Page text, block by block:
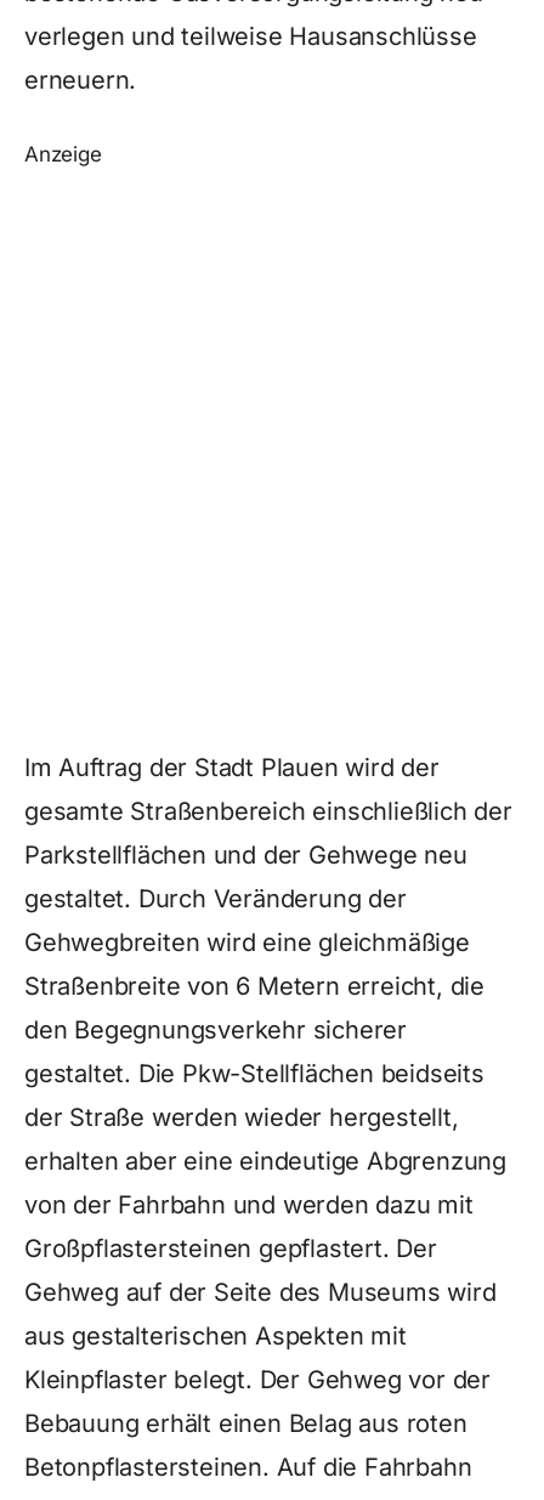
verlegen und teilweise Hausanschlüsse
erneuern.
Anzeige
Im Auftrag der Stadt Plauen wird der
gesamte Straßenbereich einschließlich der
Parkstellflächen und der Gehwege neu
gestaltet. Durch Veränderung der
Gehwegbreiten wird eine gleichmäßige
Straßenbreite von 6 Metern erreicht, die
den Begegnungsverkehr sicherer
gestaltet. Die Pkw-Stellflächen beidseits
der Straße werden wieder hergestellt,
erhalten aber eine eindeutige Abgrenzung
von der Fahrbahn und werden dazu mit
Großpflastersteinen gepflastert. Der
Gehweg auf der Seite des Museums wird
aus gestalterischen Aspekten mit
Kleinpflaster belegt. Der Gehweg vor der
Bebauung erhält einen Belag aus roten
Betonpflastersteinen. Auf die Fahrbahn